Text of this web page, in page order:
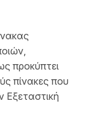
προκύπτει
πίνακες που